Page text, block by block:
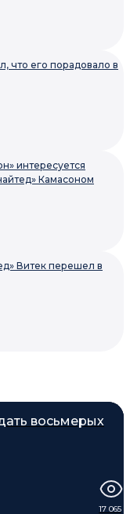
что его порадовало в
интересуется
Камасоном
Витек перешел в
восьмерых
17 065